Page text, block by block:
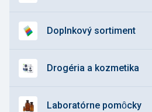
doplnkový sortiment
drogéria a kozmetika
laboratórne pomȏcky